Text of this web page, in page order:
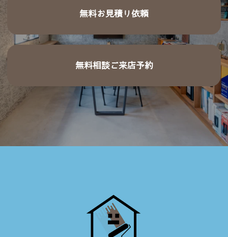
無料お見積り依頼
無料相談ご来店予約